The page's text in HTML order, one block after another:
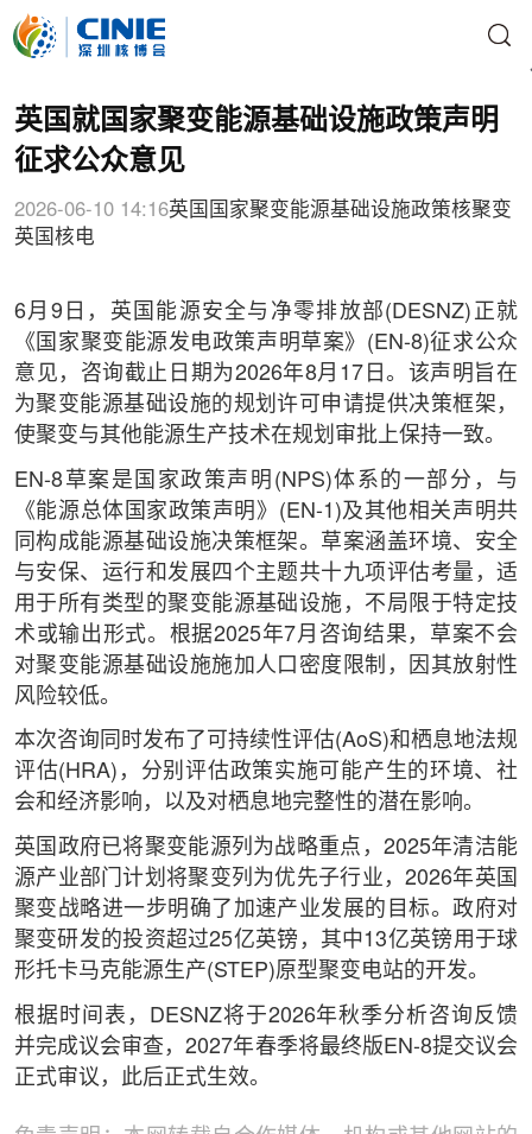
英国就国家聚变能源基础设施政策声明
征求公众意见
2026-06-10 14:16英国 国家聚变能源基础设施政策核聚变
英国核电
6月9日，英国能源安全与净零排放部(DESNZ)正就
《国家聚变能源发电政策声明草案》(EN-8)征求公众
意见，咨询截止日期为2026年8月17日。该声明旨在
为聚变能源基础设施的规划许可申请提供决策框架，
使聚变与其他能源生产技术在规划审批上保持一致。
EN-8草案是国家政策声明(NPS)体系的一部分，与
《能源总体国家政策声明》(EN-1)及其他相关声明共
同构成能源基础设施决策框架。草案涵盖环境、安全
与安保、运行和发展四个主题共十九项评估考量，适
用于所有类型的聚变能源基础设施，不局限于特定技
术或输出形式。根据2025年7月咨询结果，草案不会
对聚变能源基础设施施加人口密度限制，因其放射性
风险较低。
本次咨询同时发布了可持续性评估(AoS)和栖息地法规
评估(HRA)，分别评估政策实施可能产生的环境、社
会和经济影响，以及对栖息地完整性的潜在影响。
英国政府已将聚变能源列为战略重点，2025年清洁能
源产业部门计划将聚变列为优先子行业，2026年英国
聚变战略进一步明确了加速产业发展的目标。政府对
聚变研发的投资超过25亿英镑，其中13亿英镑用于球
形托卡马克能源生产(STEP)原型聚变电站的开发。
根据时间表，DESNZ将于2026年秋季分析咨询反馈
并完成议会审查，2027年春季将最终版EN-8提交议会
正式审议，此后正式生效。